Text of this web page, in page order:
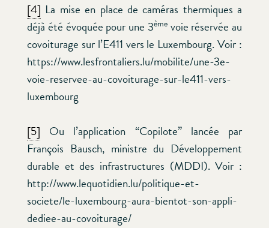
[4] La mise en place de caméras thermiques a
déjà été évoquée pour une 3èmevoie réservée au
covoiturage sur l’E411 vers le Luxembourg. Voir :
https://www.lesfrontaliers.lu/mobilite/une-3e-
voie-reservee-au-covoiturage-sur-le411-vers-
luxembourg
[5] Ou l’application “Copilote” lancée par
François Bausch, ministre du Développement
durable et des infrastructures (MDDI). Voir :
http://www.lequotidien.lu/politique-et-
societe/le-luxembourg-aura-bientot-son-appli-
dediee-au-covoiturage/